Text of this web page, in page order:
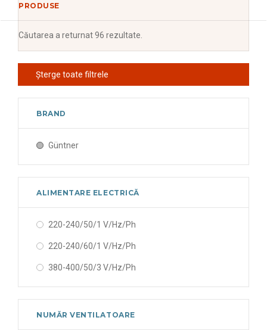
PRODUSE
Căutarea a returnat 96 rezultate.
Șterge toate filtrele
BRAND
Güntner
ALIMENTARE ELECTRICĂ
220-240/50/1 V/Hz/Ph
220-240/60/1 V/Hz/Ph
380-400/50/3 V/Hz/Ph
NUMĂR VENTILATOARE